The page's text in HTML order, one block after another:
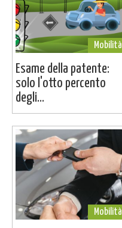
Mobilità
Esame della patente:
solo l'otto percento
degli...
Mobilità